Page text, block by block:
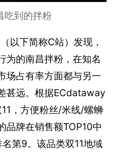
吃到的拌粉
以下简称C站）发现，
为的南昌拌粉，在知名
场占有率方面都与另一
甚远。根据ECdataway
，方便粉丝/米线/螺蛳
品牌在销售额TOP10中
第9。该品类双11地域